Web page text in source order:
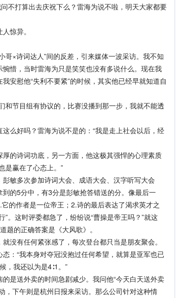
不打算出去庆祝下么？雷海为说不啦，明天大家都要
惊异。
×诗词达人”间的反差，引来媒体一波采访。我不知
惜，当时雷海为只是笑笑也没有多说什么。现在我
安慰他“失利不要紧”的时候，其实他已经早就知道自
节目组有协议的，比赛没播到那一步，我就不能透
好吗？雷海为说不是的：“我是走上社会以后，经
的诗词功底，另一方面，他这极其强悍的心理素质
是赢在了心态上。”
敏多次参加诗词大会、成语大会、汉字听写大会
的5分中，有3分是彭敏抢答错送的分。像最后一
的作者是一位帝王；2.诗的最后表达了渴求英才之
。这时评委都急了，纷纷说“曹操是帝王吗？”就这
题的正确答案是《大风歌》。
有任何紧张感了，每次登台都只当是朋友聚会。
：“我本身对夺冠没抱过任何希望，就算是亚军也已
，我还以为是4∶1。”
送外卖的时间急剧减少。我问他“今天白天送外卖
，下午则是杭州日报来采访。那么公司针对这种情